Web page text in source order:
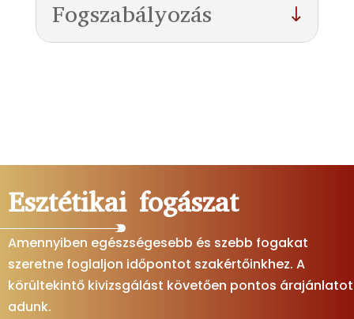
Fogszabályozás
Esztétikai fogászat
Amennyiben egészségesebb és szebb fogakat
szeretne foglaljon időpontot szakértőinkhez. A
körültekintő kivizsgálást követően pontos árajánlatot
adunk.